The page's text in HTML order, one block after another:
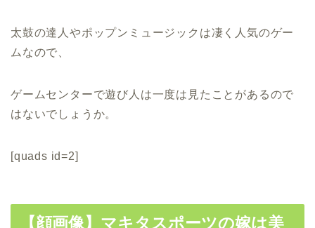
太鼓の達人やポップンミュージックは凄く人気のゲー
ムなので、
ゲームセンターで遊び人は一度は見たことがあるので
はないでしょうか。
[quads id=2]
【顔画像】マキタスポーツの嫁は美